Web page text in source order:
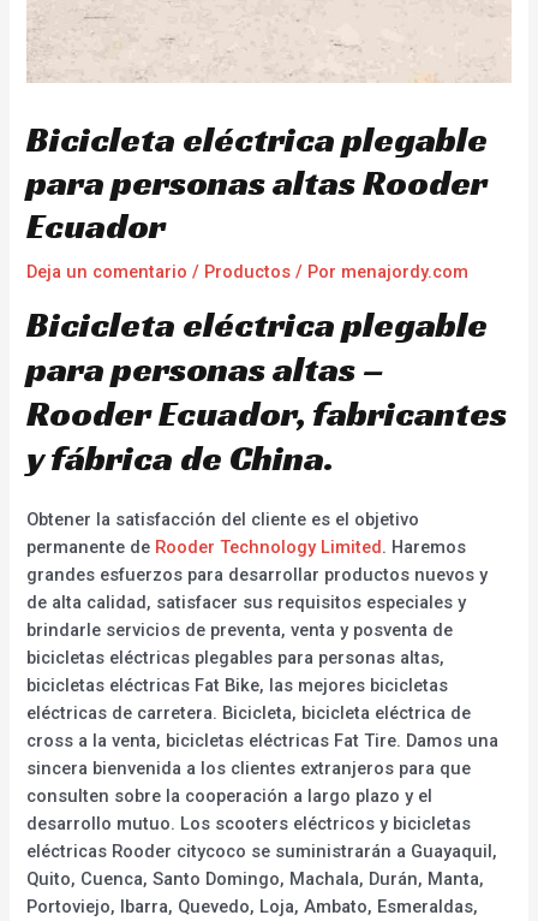
Bicicleta eléctrica plegable
para personas altas Rooder
Ecuador
Deja un comentario / Productos / Por menajordy.com
Bicicleta eléctrica plegable
para personas altas –
Rooder Ecuador, fabricantes
y fábrica de China.
Obtener la satisfacción del cliente es el objetivo
permanente de Rooder Technology Limited. Haremos
grandes esfuerzos para desarrollar productos nuevos y
de alta calidad, satisfacer sus requisitos especiales y
brindarle servicios de preventa, venta y posventa de
bicicletas eléctricas plegables para personas altas,
bicicletas eléctricas Fat Bike, las mejores bicicletas
eléctricas de carretera. Bicicleta, bicicleta eléctrica de
cross a la venta, bicicletas eléctricas Fat Tire. Damos una
sincera bienvenida a los clientes extranjeros para que
consulten sobre la cooperación a largo plazo y el
desarrollo mutuo. Los scooters eléctricos y bicicletas
eléctricas Rooder citycoco se suministrarán a Guayaquil,
Quito, Cuenca, Santo Domingo, Machala, Durán, Manta,
Portoviejo, Ibarra, Quevedo, Loja, Ambato, Esmeraldas,